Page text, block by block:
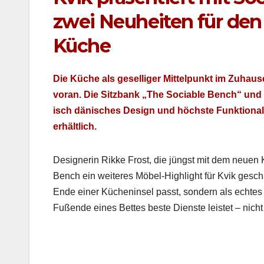
zwei Neuheiten für
Küche
Die Küche als gesel­liger Mit­telpunkt im
voran. Die Sitzbank „The Socia­ble Bench“
isch dänis­ches Design und höch­ste
erhältlich.
Designer­in Rikke Frost, die jüngst mit dem
Bench ein weit­eres Möbel-High­light für Kvik
Ende ein­er Küchenin­sel passt, son­dern als
Fußende eines Bettes beste Dien­ste leis­tet –